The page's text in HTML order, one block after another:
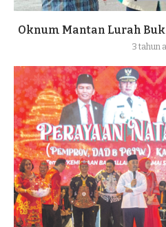
Oknum Mantan Lurah
3 tahun